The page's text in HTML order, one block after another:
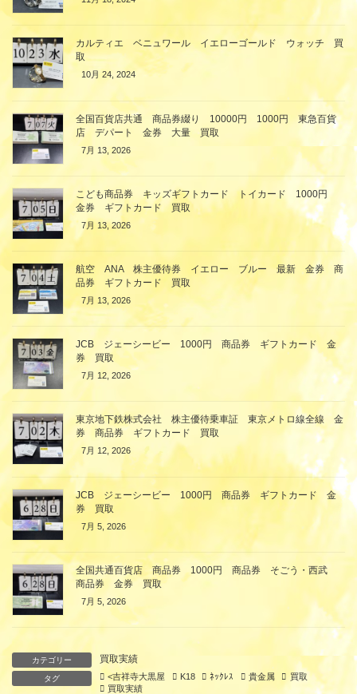
カルティエ ベニュワール イエローゴールド ウォッチ 買
取
10月 24, 2024
全国百貨店共通 商品券綴り 10000円 1000円 東急百貨
店 デパート 金券 大量 買取
7月 13, 2026
こども商品券 キッズギフトカード トイカード 1000円
金券 ギフトカード 買取
7月 13, 2026
航空 ANA 株主優待券 イエロー ブルー 最新 金券 商
品券 ギフトカード 買取
7月 13, 2026
JCB ジェーシービー 1000円 商品券 ギフトカード 金
券 買取
7月 12, 2026
東京地下鉄株式会社 株主優待乗車証 東京メトロ線全線 金
券 商品券 ギフトカード 買取
7月 12, 2026
JCB ジェーシービー 1000円 商品券 ギフトカード 金
券 買取
7月 5, 2026
全国共通百貨店 商品券 1000円 商品券 そごう・西武
商品券 金券 買取
7月 5, 2026
カテゴリー 買取実績
タグ <吉祥寺大黒屋 K18 ﾈｯｸﾚｽ 貴金属
買取
買取実績